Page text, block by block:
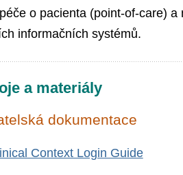
o pacienta (point-of-care) a
informačních systémů.
a materiály
dokumentace
Context Login Guide